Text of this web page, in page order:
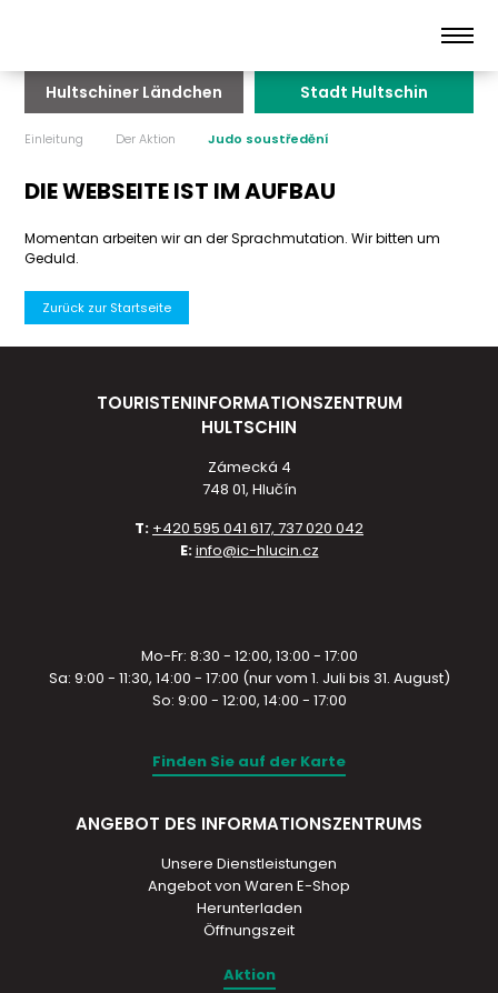
Hultschiner Ländchen Stadt Hultschin
Einleitung Der Aktion Judo soustředění
DIE WEBSEITE IST IM AUFBAU
Momentan arbeiten wir an der Sprachmutation. Wir bitten um
Geduld.
Zurück zur Startseite
TOURISTENINFORMATIONSZENTRUM
HULTSCHIN
Zámecká 4
748 01, Hlučín
T: +420 595 041 617, 737 020 042
E:info@ic-hlucin.cz
Mo-Fr: 8:30 - 12:00, 13:00 - 17:00
Sa: 9:00 - 11:30, 14:00 - 17:00 (nur vom 1. Juli bis 31. August)
So: 9:00 - 12:00, 14:00 - 17:00
Finden Sie auf der Karte
ANGEBOT DES INFORMATIONSZENTRUMS
Unsere Dienstleistungen
Angebot von Waren E-Shop
Herunterladen
Öffnungszeit
Aktion